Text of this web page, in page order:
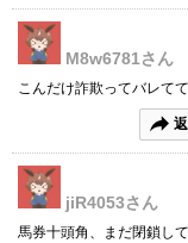
M8w6781さん
こんだけ詐欺ってバレて
jiR4053さん
馬券十頭角、まだ閉鎖し